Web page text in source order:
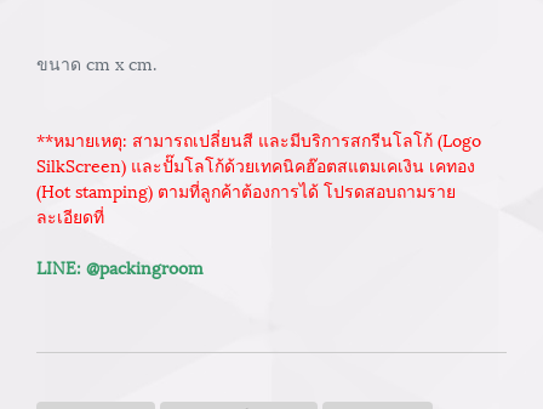
ขนาด cm x cm.
**หมายเหตุ: สามารถเปลี่ยนสี และมีบริการสกรีนโลโก้ (Logo
SilkScreen) และปั๊มโลโก้ด้วยเทคนิคฮ๊อตสแตมเคเงิน เคทอง
(Hot stamping) ตามที่ลูกค้าต้องการได้ โปรดสอบถามราย
ละเอียดที่
LINE: @packingroom